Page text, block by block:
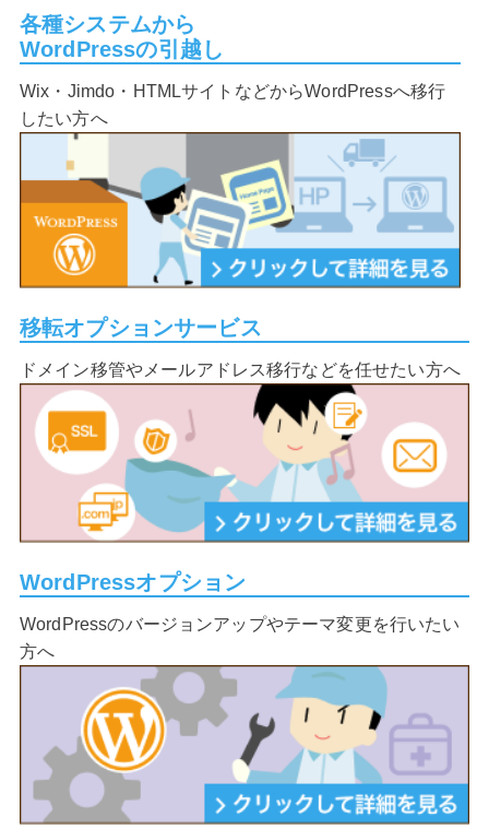
各種システムから
WordPressの引越し
Wix・Jimdo・HTMLサイトなどからWordPressへ移行
したい方へ
移転オプションサービス
ドメイン移管やメールアドレス移行などを任せたい方へ
WordPressオプション
WordPressのバージョンアップやテーマ変更を行いたい
方へ